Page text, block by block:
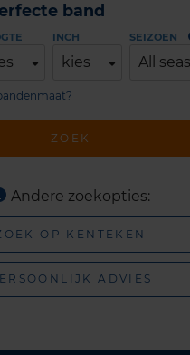
band
INCH
kies
SEIZOEN
All
ZOEK
Andere zoekopties:
OP KENTEKEN
ADVIES